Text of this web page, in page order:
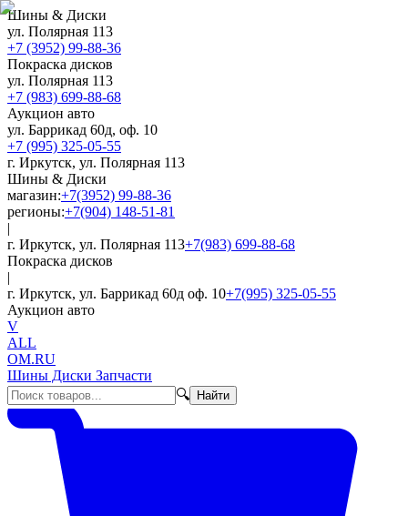
Шины & Диски
ул. Полярная 113
+7 (3952) 99-88-36
Покраска дисков
ул. Полярная 113
+7 (983) 699-88-68
Аукцион авто
ул. Баррикад 60д, оф. 10
+7 (995) 325-05-55
г. Иркутск, ул. Полярная 113
Шины & Диски
магазин:+7(3952) 99-88-36
регионы:+7(904) 148-51-81
|
г. Иркутск, ул. Полярная 113+7(983) 699-88-68
Покраска дисков
|
г. Иркутск, ул. Баррикад 60д оф. 10+7(995) 325-05-55
Аукцион авто
V
ALL
OM.RU
Шины Диски Запчасти
🔍
Найти